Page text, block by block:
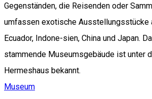
Gegenständen, die Reisenden oder
umfassen exotische Ausstellungsstücke
Ecuador, Indone-sien, China und Japan.
stammende Museumsgebäude ist unter
Hermeshaus bekannt.
Museum